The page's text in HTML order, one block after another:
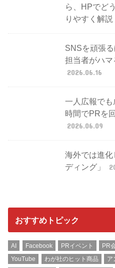
ら、HPでど
りやすく解説
SNSを頑張
担当者がハ
2026.06.16
一人広報で
時間でPRを
2026.06.09
海外では進
ディング」
おすすめトピック
AI Facebook PRイベント PR
YouTube
わが社のヒット商品 ア